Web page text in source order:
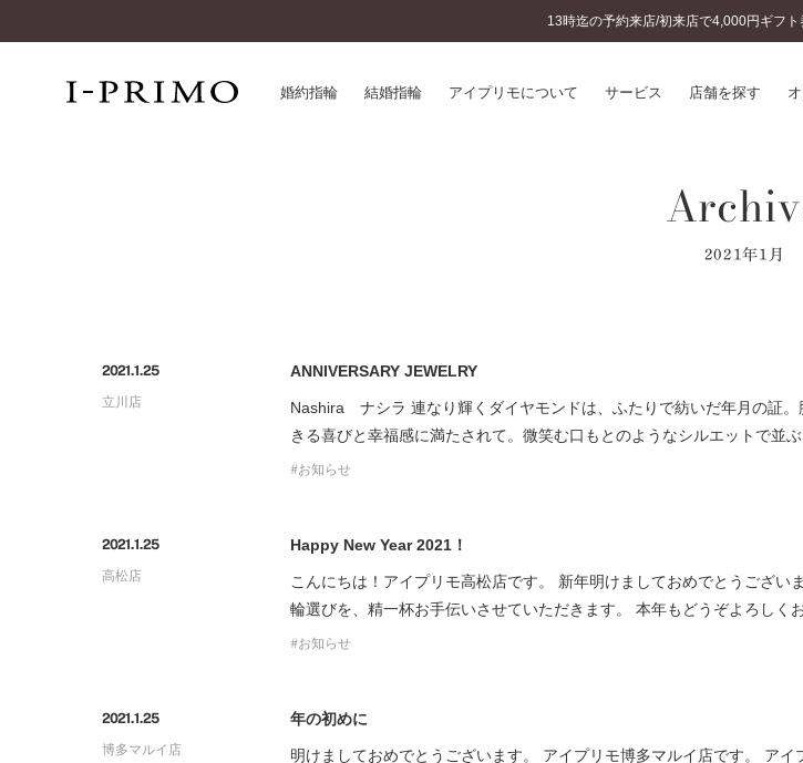
13時迄の予約来店/初来店で4,000円ギフ
婚約指輪 結婚指輪 アイプリモについて サービス 店舗を探す
パーフェクトプロポーズリング®
ダイヤモンドプロポーズ
コンセプトシリーズ
オリジンビリーフ
サービス
アフターサービス
プロポーズサポート
婚約指
結婚指
セット
ショッ
2021年1月
2021.1.25
立川店
ANNIVERSARY JEWELRY
Nashira ナシラ 連なり輝くダイヤモンドは、ふたりで紡いだ年月の証。
きる喜びと幸福感に満たされて。微笑む口もとのようなシルエットで並
お知らせ
2021.1.25
高松店
Happy New Year 2021！
こんにちは！アイプリモ高松店です。 新年明けましておめでとうござい
輪選びを、精一杯お手伝いさせていただきます。 本年もどうぞよろしく
お知らせ
2021.1.25
博多マルイ店
年の初めに
明けましておめでとうございます。 アイプリモ博多マルイ店です。 ア